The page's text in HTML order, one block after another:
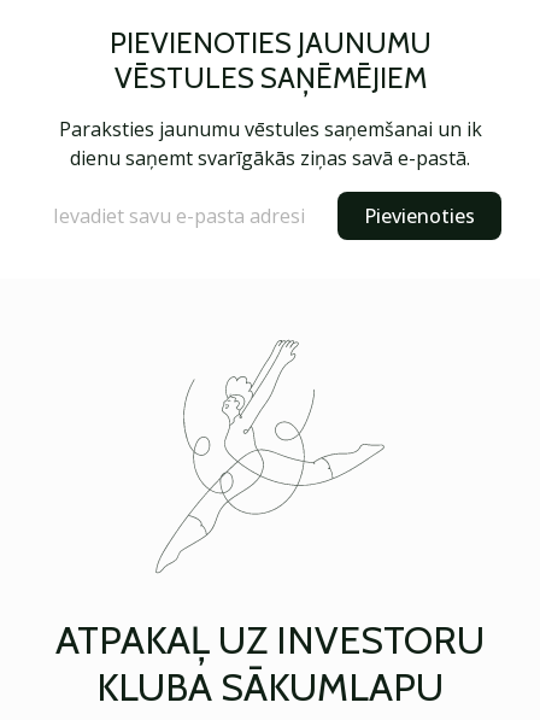
PIEVIENOTIES JAUNUMU
VĒSTULES SAŅĒMĒJIEM
Paraksties jaunumu vēstules saņemšanai un ik
dienu saņemt svarīgākās ziņas savā e-pastā.
Pievienoties
ATPAKAĻ UZ INVESTORU
KLUBA SĀKUMLAPU